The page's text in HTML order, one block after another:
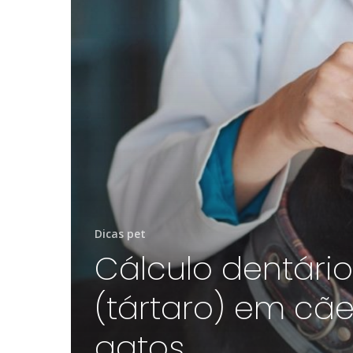
Dicas pet
Cálculo dentário
(tártaro) em